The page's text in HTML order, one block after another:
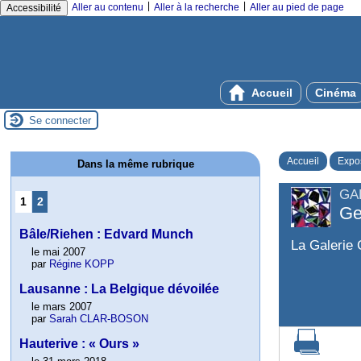
Accessibilité Aller au contenu Aller à la recherche Aller au pied de page
Accueil Cinéma
Se connecter
Accueil
La Galerie
Dans la même rubrique
1 2
Bâle/Riehen : Edvard Munch
le mai 2007
par Régine KOPP
Lausanne : La Belgique dévoilée
le mars 2007
parSarah CLAR-BOSON
Hauterive : « Ours »